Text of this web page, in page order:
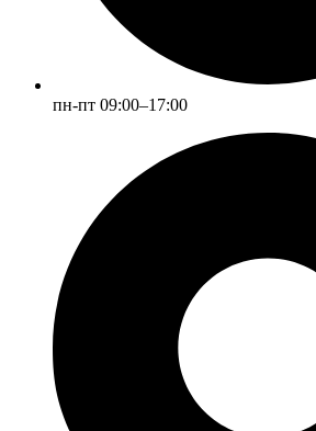
пн-пт 09:00–17:00